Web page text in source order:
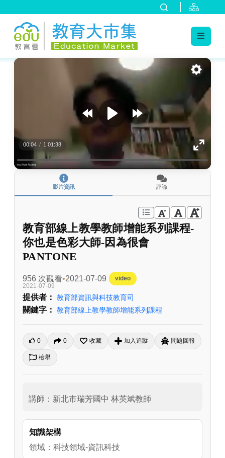
:::
00:04 / 1:01:38
影片資訊 評論
教育部線上教學教師增能系列課程-
你也是色彩大師-因為很會
PANTONE
956 次觀看 2021-07-09
video
2021-07-09
提供者： 教育部資訊與科技教育司
關鍵字： 教育部線上教學教師增能系列課程
0 0 收藏 加入追蹤 問題回報
檢舉
講師：新北市瑞芳國中 林英斌教師
知識架構
領域：科技領域-資訊科技